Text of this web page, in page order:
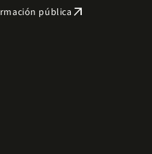
pública arrow_outward